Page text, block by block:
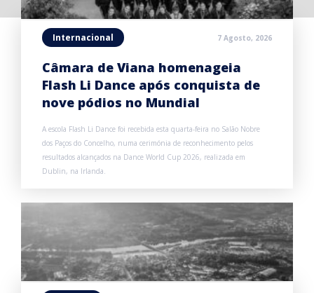
Internacional 7 Agosto, 2026
Câmara de Viana homenageia
Flash Li Dance após conquista de
nove pódios no Mundial
A escola Flash Li Dance foi recebida esta quarta-feira no Salão Nobre
dos Paços do Concelho, numa cerimónia de reconhecimento pelos
resultados alcançados na Dance World Cup 2026, realizada em
Dublin, na Irlanda.